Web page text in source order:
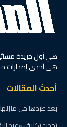
هي أحدى إصدارات
أحدث المقالات
بعد طردها من